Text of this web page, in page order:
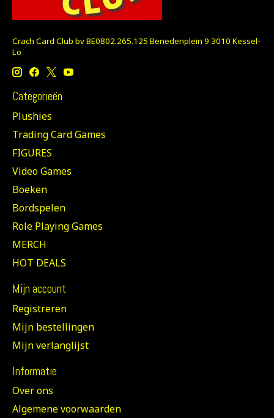
Crach Card Club bv BE0802.265.125 Benedenplein 9 3010 Kessel-
Lo
Categorieën
Plushies
Trading Card Games
FIGURES
Video Games
Boeken
Bordspelen
Role Playing Games
MERCH
HOT DEALS
Mijn account
Registreren
Mijn bestellingen
Mijn verlanglijst
Informatie
Over ons
Algemene voorwaarden